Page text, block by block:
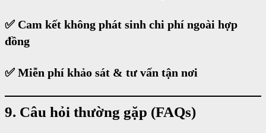
✅ Cam kết không phát sinh chi phí ngoài hợp
đồng
✅ Miễn phí khảo sát & tư vấn tận nơi
9. Câu hỏi thường gặp (FAQs)